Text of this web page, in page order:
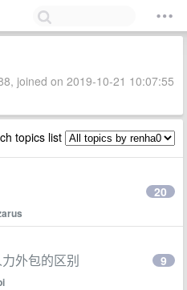
joined on 2019-10-21 10:07:55
topics list
20
外包的区别 9